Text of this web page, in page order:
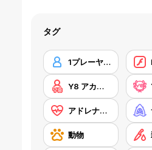
タグ
1プレーヤー
Y8 アカウント
アドレナリン
動物